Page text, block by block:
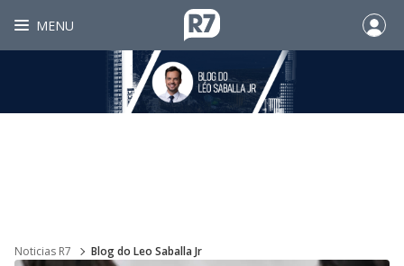
MENU
Noticias R7 Blog do Leo Saballa Jr